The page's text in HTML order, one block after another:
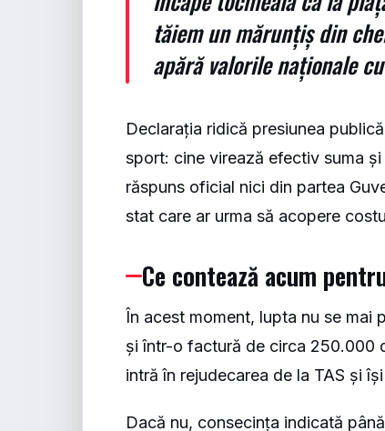
tăiem un mărunțiș din
apără valorile naționale
Declarația ridică presiunea
sport: cine virează efectiv suma
răspuns oficial nici din partea
stat care ar urma să acopere
Ce contează acum
În acest moment, lupta nu se mai
și într-o factură de circa 250.000
intră în rejudecarea de la TAS și
Dacă nu, consecința indicată